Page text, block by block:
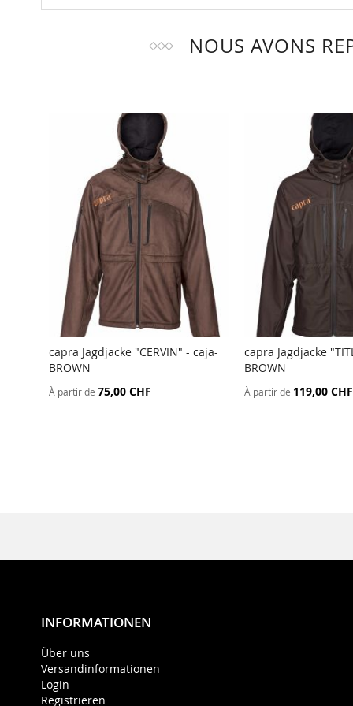
NOUS AVONS
capra Jagdjacke "CERVIN" - caja-
BROWN
À partir de 75,00 CHF
capra Jagdjacke
BROWN
À partir de 119,00 CHF
INFORMATIONEN
Über uns
Versandinformationen
Login
Registrieren